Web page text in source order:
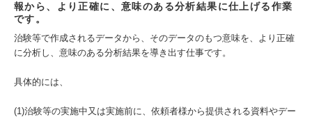
報から、より正確に、意味のある分析結果に仕上げる作業
です。
治験等で作成されるデータから、そのデータのもつ意味を、より正確
に分析し、意味のある分析結果を導き出す仕事です。
具体的には、
(1)治験等の実施中又は実施前に、依頼者様から提供される資料やデー